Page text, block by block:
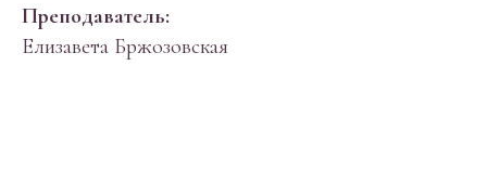
Преподаватель:
Елизавета Бржозовская